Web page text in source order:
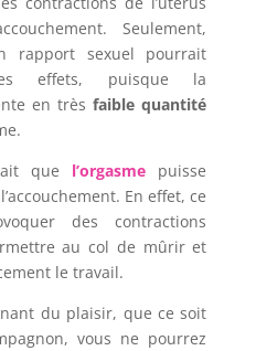
Seulement,
rapport sexuel pourrait
effets, puisque la
en trèsfaible quantité
que l’orgasme puisse
En effet, ce
des contractions
au col de mûrir et
le travail.
du plaisir, que ce soit
vous ne pourrez